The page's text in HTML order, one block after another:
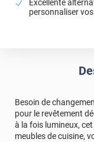
Excellente
personnaliser
Besoin de
pour le revêtement
à la fois lumineux,
meubles de cuisine,